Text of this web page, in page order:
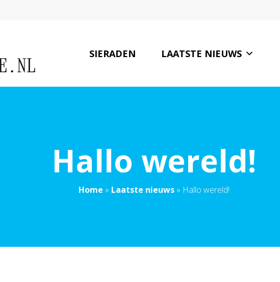
SIERADEN LAATSTE NIEUWS
Hallo wereld!
Home » Laatste nieuws » Hallo wereld!